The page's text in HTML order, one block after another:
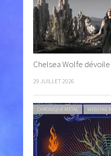
Chelsea Wolfe
29 JUILLET 2026
CHRONIQUE METAL WEBZINE